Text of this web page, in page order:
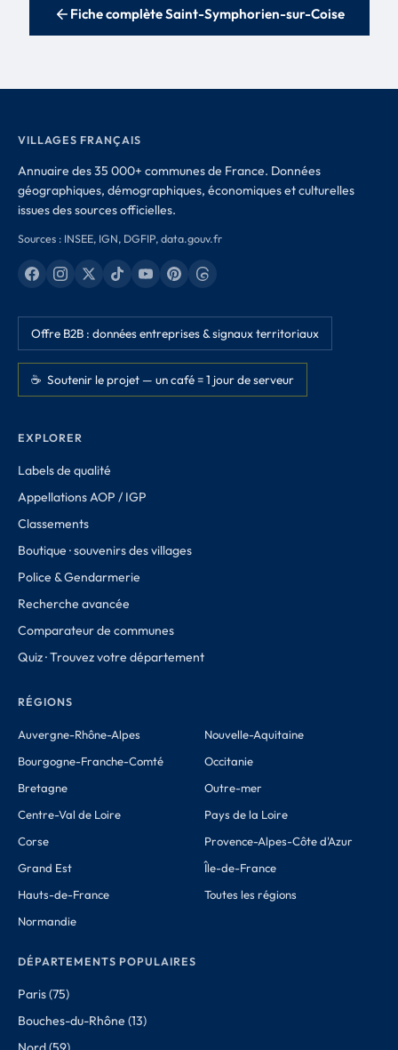
Fiche complète Saint-Symphorien-sur-Coise
VILLAGES FRANÇAIS
Annuaire des 35 000+ communes de France. Données
géographiques, démographiques, économiques et culturelles
issues des sources officielles.
Sources : INSEE, IGN, DGFIP, data.gouv.fr
Offre B2B : données entreprises & signaux territoriaux
☕ Soutenir le projet — un café = 1 jour de serveur
EXPLORER
Labels de qualité
Appellations AOP / IGP
Classements
Boutique · souvenirs des villages
Police & Gendarmerie
Recherche avancée
Comparateur de communes
Quiz · Trouvez votre département
RÉGIONS
Auvergne-Rhône-Alpes
Bourgogne-Franche-Comté
Bretagne
Centre-Val de Loire
Corse
Grand Est
Hauts-de-France
Normandie
Nouvelle-Aquitaine
Occitanie
Outre-mer
Pays de la Loire
Provence-Alpes-Côte d'Azur
Île-de-France
Toutes les régions
DÉPARTEMENTS POPULAIRES
Paris (75)
Bouches-du-Rhône (13)